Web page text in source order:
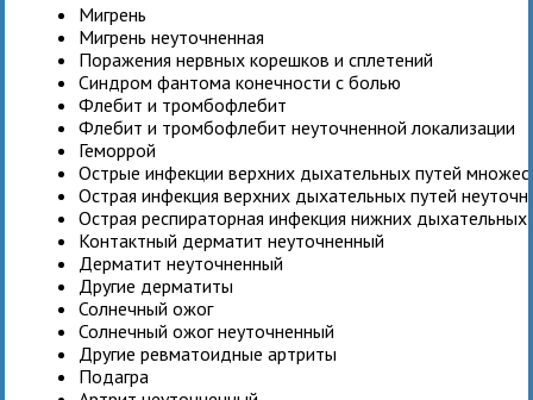
Мигрень
Мигрень неуточненная
Поражения нервных корешков и сплетений
Синдром фантома конечности с болью
Флебит и тромбофлебит
Флебит и тромбофлебит неуточненной локализации
Геморрой
Острые инфекции верхних дыхательных путей
Острая инфекция верхних дыхательных путей
Острая респираторная инфекция нижних дыхательных
Контактный дерматит неуточненный
Дерматит неуточненный
Другие дерматиты
Солнечный ожог
Солнечный ожог неуточненный
Другие ревматоидные артриты
Подагра